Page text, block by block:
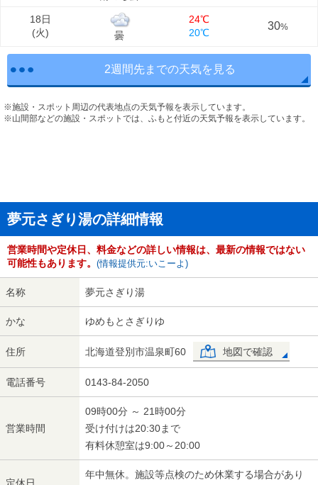
18日
(火) 曇
24℃
20℃
30%
2週間先までの天気を見る
※施設・スポット周辺の代表地点の天気予報を表示しています。
※山間部などの施設・スポットでは、ふもと付近の天気予報を表示しています。
夢元さぎり湯の詳細情報
営業時間や定休日、料金などの詳しい情報は、最新の情報ではない
可能性もあります。 (情報提供元:いこーよ)
名称 夢元さぎり湯
かな ゆめもとさぎりゆ
住所 北海道登別市温泉町60 地図で確認
電話番号 0143-84-2050
営業時間
09時00分 ～ 21時00分
受け付けは20:30まで
有料休憩室は9:00～20:00
年中無休。施設等点検のため休業する場合があり